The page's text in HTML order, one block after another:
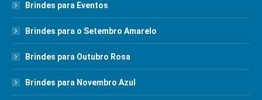
Brindes para Eventos
Brindes para o Setembro Amarelo
Brindes para Outubro Rosa
Brindes para Novembro Azul